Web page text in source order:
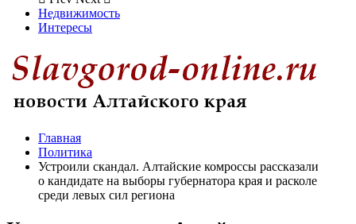
Недвижимость
Интересы
Главная
Политика
Устроили скандал. Алтайские комроссы рассказали
о кандидате на выборы губернатора края и расколе
среди левых сил региона